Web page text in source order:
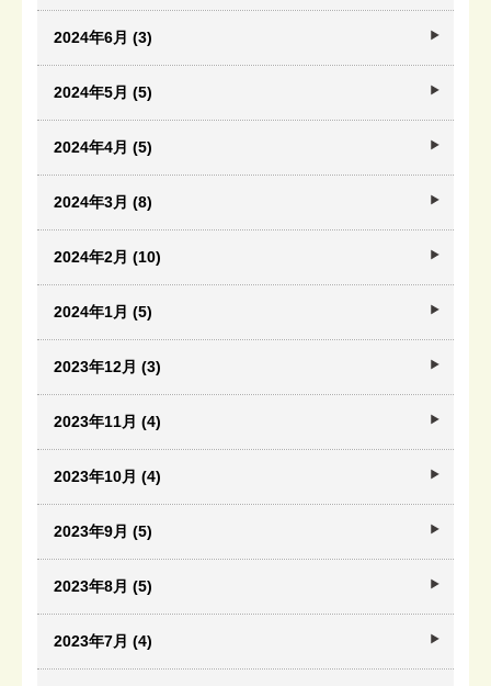
2024年6月 (3)
2024年5月 (5)
2024年4月 (5)
2024年3月 (8)
2024年2月 (10)
2024年1月 (5)
2023年12月 (3)
2023年11月 (4)
2023年10月 (4)
2023年9月 (5)
2023年8月 (5)
2023年7月 (4)